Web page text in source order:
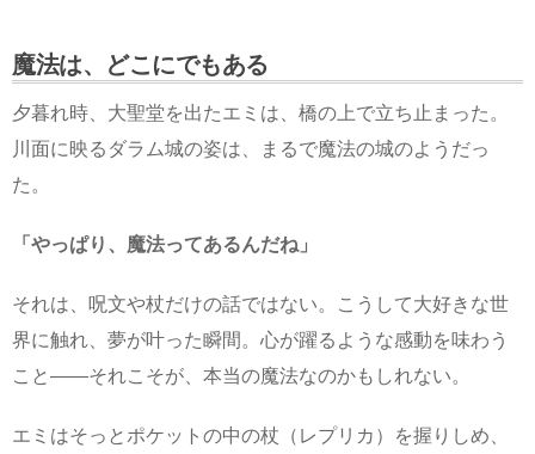
魔法は、どこにでもある
夕暮れ時、大聖堂を出たエミは、橋の上で立ち止まった。
川面に映るダラム城の姿は、まるで魔法の城のようだっ
た。
「やっぱり、魔法ってあるんだね」
それは、呪文や杖だけの話ではない。こうして大好きな世
界に触れ、夢が叶った瞬間。心が躍るような感動を味わう
こと――それこそが、本当の魔法なのかもしれない。
エミはそっとポケットの中の杖（レプリカ）を握りしめ、